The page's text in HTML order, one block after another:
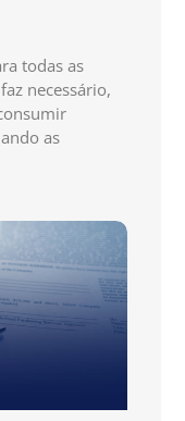
todas as
necessário,
as